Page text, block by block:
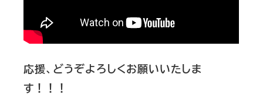
応援、どうぞよろしくお願いいたしま
す！！！